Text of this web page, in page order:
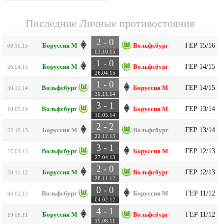
Последние Личные противостояния
03.10.15 Боруссия М 2 - 0
03.10.15
Вольфсбург ГЕР 15/16
26.04.15 Боруссия М 1 - 0
26.04.15
Вольфсбург ГЕР 14/15
30.11.14 Вольфсбург 1 - 0
30.11.14
Боруссия М ГЕР 14/15
10.05.14 Вольфсбург 3 - 1
10.05.14
Боруссия М ГЕР 13/14
22.12.13 Боруссия М 2 - 2
22.12.13
Вольфсбург ГЕР 13/14
27.04.13 Вольфсбург 3 - 1
27.04.13
Боруссия М ГЕР 12/13
28.11.12 Боруссия М 2 - 0
28.11.12
Вольфсбург ГЕР 12/13
04.02.12 Вольфсбург 0 - 0
04.02.12
Боруссия М ГЕР 11/12
19.08.11 Боруссия М 4 - 1
19.08.11
Вольфсбург ГЕР 11/12